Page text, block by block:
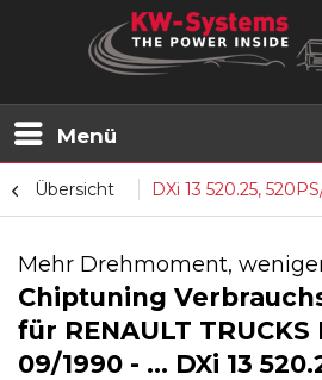
Menü
Übersicht DXi 13 520.25,
Mehr Drehmoment,
Chiptuning
für RENAULT
09/1990 - ... DXi 13